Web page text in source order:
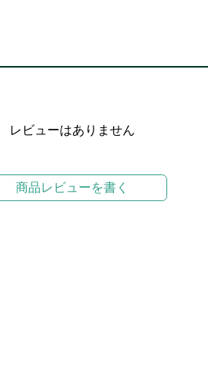
レビューはありません
商品レビューを書く